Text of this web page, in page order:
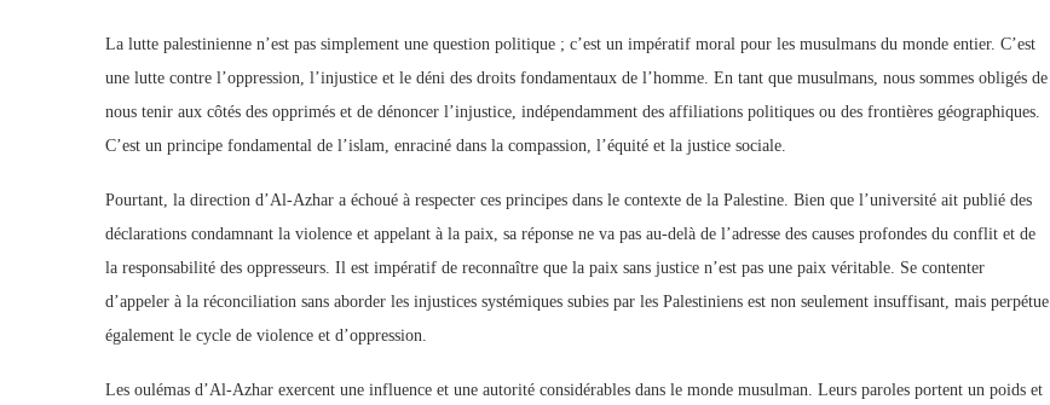
La lutte palestinienne n’est pas simplement une question politique ; c’est un impératif moral pour les musulmans du monde entier. C’est
une lutte contre l’oppression, l’injustice et le déni des droits fondamentaux de l’homme. En tant que musulmans, nous sommes obligés de
nous tenir aux côtés des opprimés et de dénoncer l’injustice, indépendamment des affiliations politiques ou des frontières géographiques.
C’est un principe fondamental de l’islam, enraciné dans la compassion, l’équité et la justice sociale.
Pourtant, la direction d’Al-Azhar a échoué à respecter ces principes dans le contexte de la Palestine. Bien que l’université ait publié des
déclarations condamnant la violence et appelant à la paix, sa réponse ne va pas au-delà de l’adresse des causes profondes du conflit et de
la responsabilité des oppresseurs. Il est impératif de reconnaître que la paix sans justice n’est pas une paix véritable. Se contenter
d’appeler à la réconciliation sans aborder les injustices systémiques subies par les Palestiniens est non seulement insuffisant, mais perpétue
également le cycle de violence et d’oppression.
Les oulémas d’Al-Azhar exercent une influence et une autorité considérables dans le monde musulman. Leurs paroles portent un poids et